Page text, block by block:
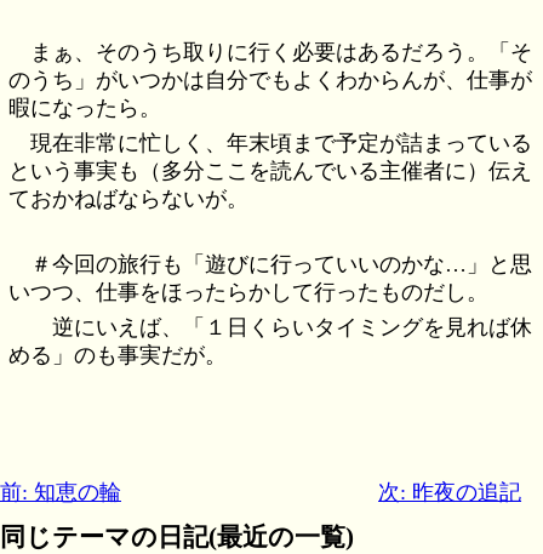
まぁ、そのうち取りに行く必要はあるだろう。「そ
のうち」がいつかは自分でもよくわからんが、仕事が
暇になったら。
現在非常に忙しく、年末頃まで予定が詰まっている
という事実も（多分ここを読んでいる主催者に）伝え
ておかねばならないが。
＃今回の旅行も「遊びに行っていいのかな…」と思
いつつ、仕事をほったらかして行ったものだし。
逆にいえば、「１日くらいタイミングを見れば休
める」のも事実だが。
前: 知恵の輪 次: 昨夜の追記
同じテーマの日記(最近の一覧)